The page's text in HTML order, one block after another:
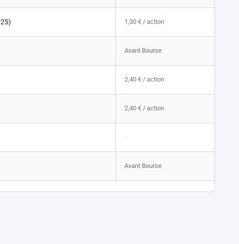
1,30 € / action
Avant Bourse
2,40 € / action
2,40 € / action
–
Avant Bourse